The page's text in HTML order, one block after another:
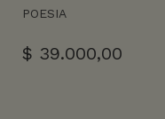
POESIA
$ 39.000,00